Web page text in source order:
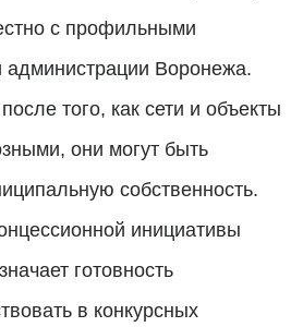
с профильными
администрации Воронежа.
того, как сети и объекты
они могут быть
собственность.
инициативы
готовность
в конкурсных